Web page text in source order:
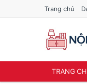
Trang chủ
TRANG